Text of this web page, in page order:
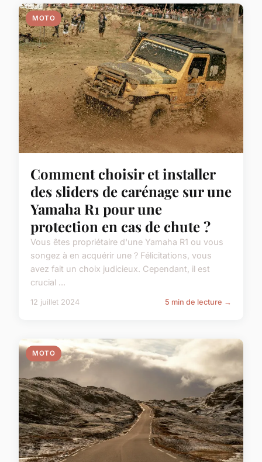
MOTO
Comment choisir et installer
des sliders de carénage sur une
Yamaha R1 pour une
protection en cas de chute ?
Vous êtes propriétaire d'une Yamaha R1 ou vous
songez à en acquérir une ? Félicitations, vous
avez fait un choix judicieux. Cependant, il est
crucial ...
12 juillet 2024 5 min de lecture →
MOTO